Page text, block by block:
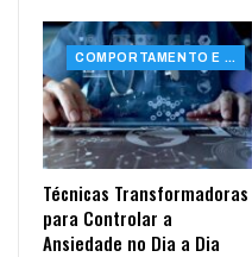
COMPORTAMENTO E SAÚDE
Técnicas Transformadoras
para Controlar a
Ansiedade no Dia a Dia